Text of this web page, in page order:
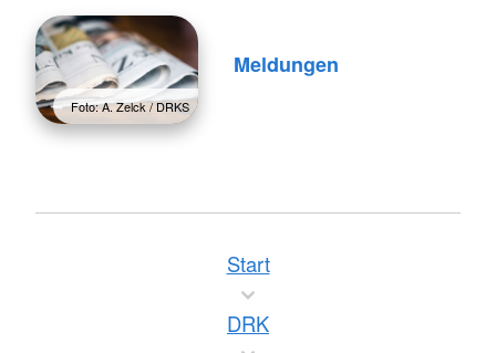
Foto: A. Zelck / DRKS
Meldungen
Start
DRK